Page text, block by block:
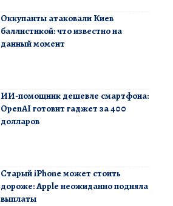
Оккупанты атаковали Киев
баллистикой: что известно на
данный момент
ИИ-помощник дешевле смартфона:
OpenAI готовит гаджет за 400
долларов
Старый iPhone может стоить
дороже: Apple неожиданно подняла
выплаты